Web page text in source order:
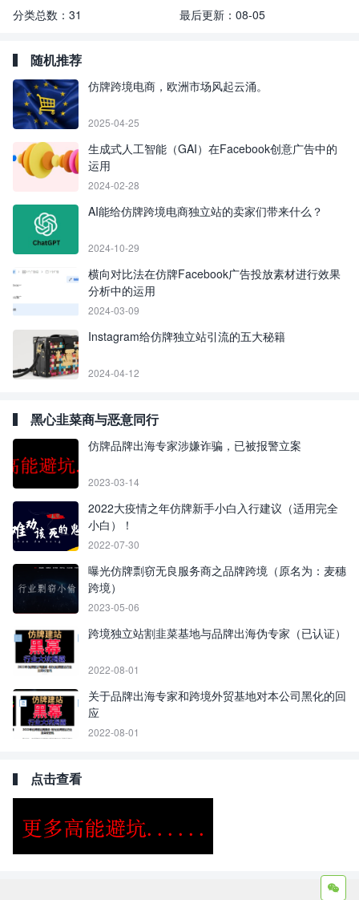
分类总数： 31 最后更新： 08-05
随机推荐
仿牌跨境电商，欧洲市场风起云涌。
2025-04-25
生成式人工智能（GAI）在Facebook创意广告中的
运用
2024-02-28
AI能给仿牌跨境电商独立站的卖家们带来什么？
2024-10-29
横向对比法在仿牌Facebook广告投放素材进行效果
分析中的运用
2024-03-09
Instagram给仿牌独立站引流的五大秘籍
2024-04-12
黑心韭菜商与恶意同行
仿牌品牌出海专家涉嫌诈骗，已被报警立案
2023-03-14
2022大疫情之年仿牌新手小白入行建议（适用完全
小白）！
2022-07-30
曝光仿牌剽窃无良服务商之品牌跨境（原名为：麦穗
跨境）
2023-05-06
跨境独立站割韭菜基地与品牌出海伪专家（已认证）
2022-08-01
关于品牌出海专家和跨境外贸基地对本公司黑化的回
应
2022-08-01
点击查看